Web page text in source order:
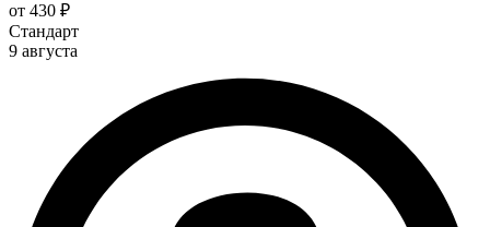
от 430 ₽
Стандарт
9 августа